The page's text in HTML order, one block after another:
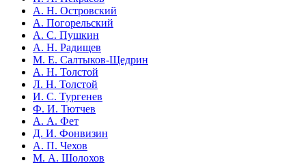
А. Н. Островский
А. Погорельский
А. С. Пушкин
А. Н. Радищев
М. Е. Салтыков-Щедрин
А. Н. Толстой
Л. Н. Толстой
И. С. Тургенев
Ф. И. Тютчев
А. А. Фет
Д. И. Фонвизин
А. П. Чехов
М. А. Шолохов